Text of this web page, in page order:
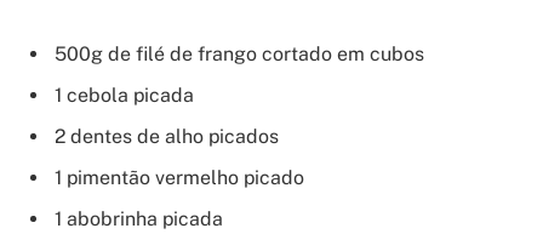
500g de filé de frango cortado em cubos
1 cebola picada
2 dentes de alho picados
1 pimentão vermelho picado
1 abobrinha picada